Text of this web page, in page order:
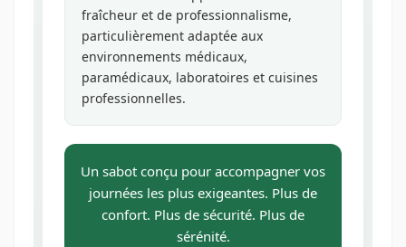
fraîcheur et de professionnalisme,
particulièrement adaptée aux
environnements médicaux,
paramédicaux, laboratoires et cuisines
professionnelles.
Un sabot conçu pour accompagner vos
journées les plus exigeantes. Plus de
confort. Plus de sécurité. Plus de
sérénité.